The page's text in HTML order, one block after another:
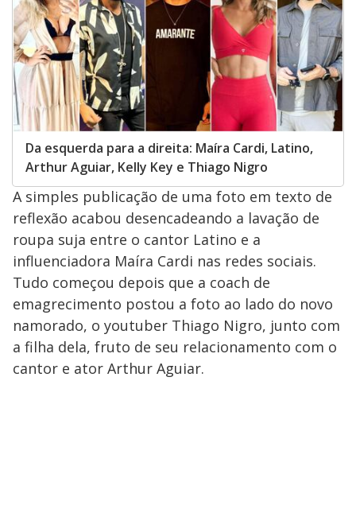
Da esquerda para a direita: Maíra Cardi, Latino,
Arthur Aguiar, Kelly Key e Thiago Nigro
A simples publicação de uma foto em texto de
reflexão acabou desencadeando a lavação de
roupa suja entre o cantor Latino e a
influenciadora Maíra Cardi nas redes sociais.
Tudo começou depois que a coach de
emagrecimento postou a foto ao lado do novo
namorado, o youtuber Thiago Nigro, junto com
a filha dela, fruto de seu relacionamento com o
cantor e ator Arthur Aguiar.